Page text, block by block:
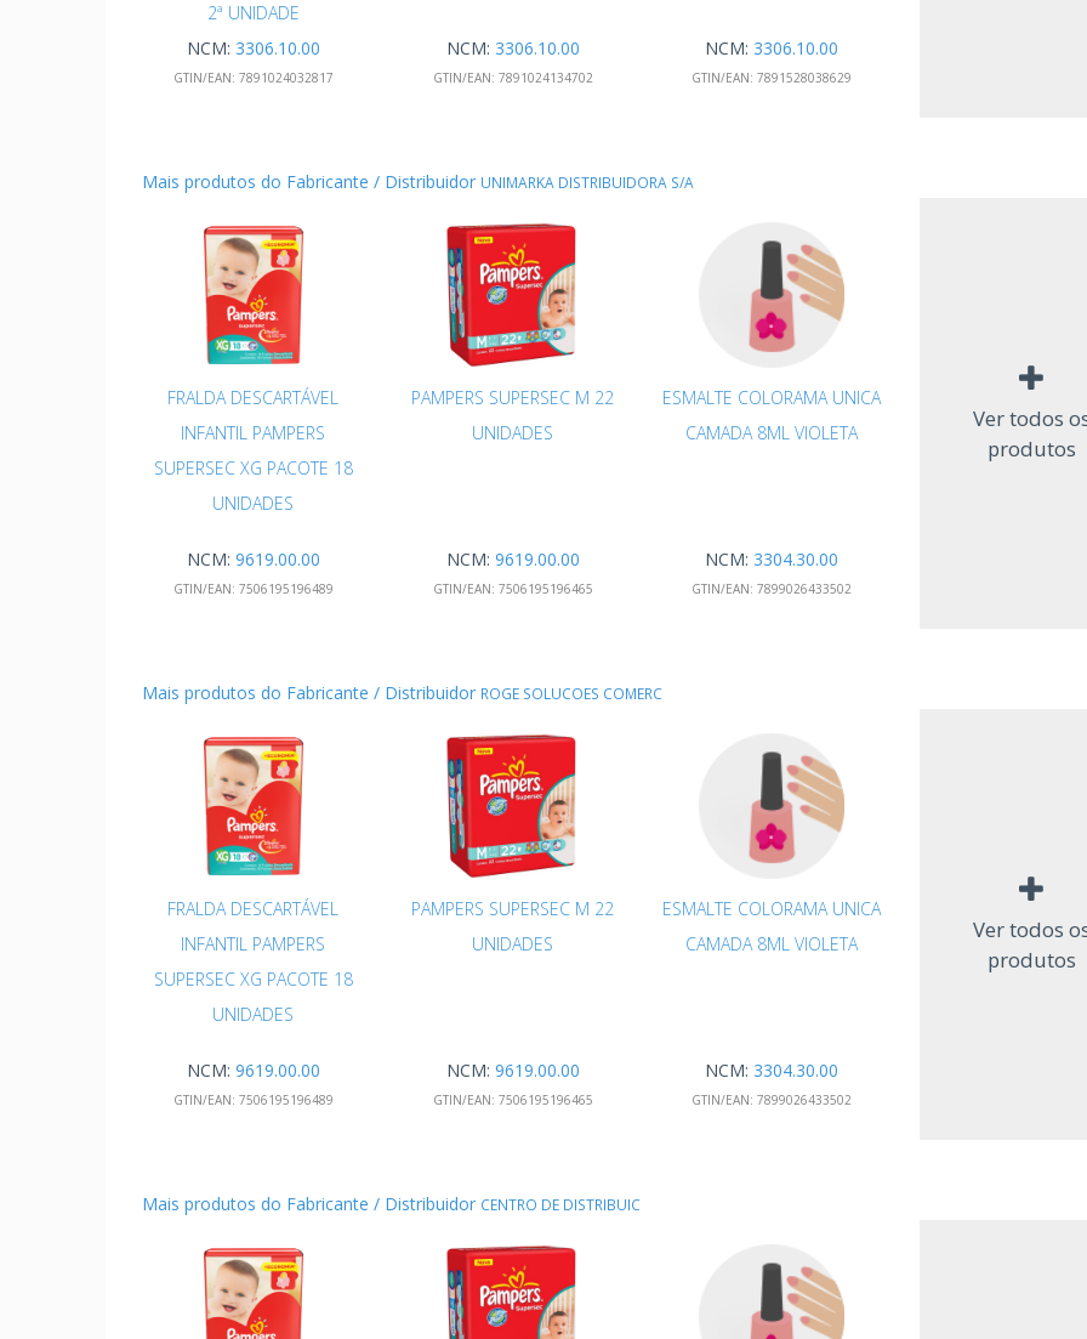
2ª UNIDADE
NCM: 3306.10.00
GTIN/EAN: 7891024032817
NCM: 3306.10.00
GTIN/EAN: 7891024134702
NCM: 3306.10.00
GTIN/EAN: 7891528038629
Mais produtos do Fabricante / Distribuidor UNIMARKA DISTRIBUIDORA S/A
FRALDA DESCARTÁVEL
INFANTIL PAMPERS
SUPERSEC XG PACOTE 18
UNIDADES
NCM: 9619.00.00
GTIN/EAN: 7506195196489
PAMPERS SUPERSEC M 22
UNIDADES
NCM: 9619.00.00
GTIN/EAN: 7506195196465
ESMALTE COLORAMA UNICA
CAMADA 8ML VIOLETA
NCM: 3304.30.00
GTIN/EAN: 7899026433502
Ver todos
produtos
Mais produtos do Fabricante / Distribuidor ROGE SOLUCOES COMERC
FRALDA DESCARTÁVEL
INFANTIL PAMPERS
SUPERSEC XG PACOTE 18
UNIDADES
NCM: 9619.00.00
GTIN/EAN: 7506195196489
PAMPERS SUPERSEC M 22
UNIDADES
NCM: 9619.00.00
GTIN/EAN: 7506195196465
ESMALTE COLORAMA UNICA
CAMADA 8ML VIOLETA
NCM: 3304.30.00
GTIN/EAN: 7899026433502
Ver todos
produtos
Mais produtos do Fabricante / Distribuidor CENTRO DE DISTRIBUIC